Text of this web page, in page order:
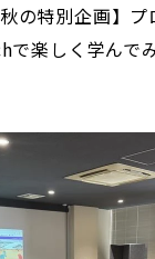
の特別企画】
で楽しく学んで